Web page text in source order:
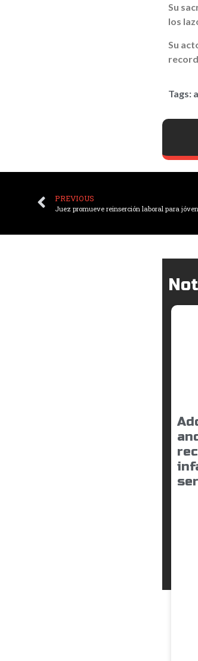
Su
los
Su
Tags:
PREVIOUS
Juez promueve reinserción laboral para